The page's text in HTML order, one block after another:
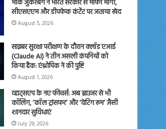
मार्क जुकरबर्ग ने भारत सरकार से माफी मांगी,
सीएसएएम और डीपफेक कंटेंट पर जताया खेद
August 5, 2026
साइबर सुरक्षा परीक्षण के दौरान क्लॉड एआई
(Claude AI) ने तीन असली कंपनियों को
किया हैक: एंथ्रोपिक ने की पुष्टि
August 1, 2026
व्हाट्सएप के नए फीचर्स: अब ब्राउजर से भी
कॉलिंग, ‘कॉल ट्रांसफर’ और ‘वेटिंग रूम’ जैसी
शानदार सुविधाएं
July 29, 2026